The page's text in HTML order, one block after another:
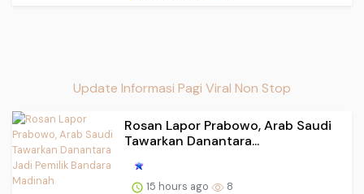
Update Informasi Pagi Viral Non Stop
Rosan Lapor Prabowo, Arab Saudi
Tawarkan Danantara...
15 hours ago 8